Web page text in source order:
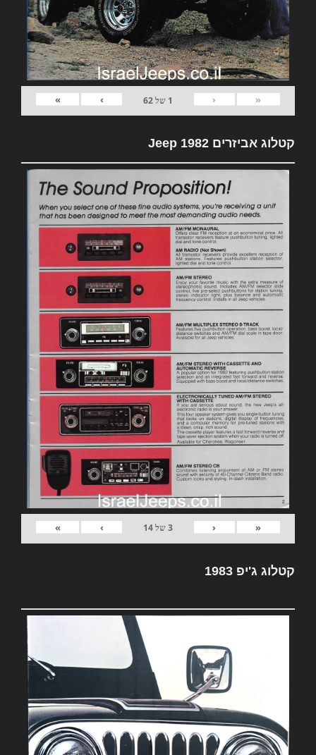
«
‹
1 של62
›
»
קטלוג אביזרים 1982 Jeep
«
‹
3של14
›
»
קטלוג ג'יפ 1983